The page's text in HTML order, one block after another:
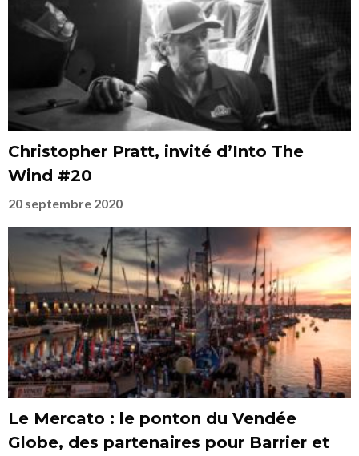
Christopher Pratt, invité d’Into The
Wind #20
20 septembre 2020
Le Mercato : le ponton du Vendée
Globe, des partenaires pour Barrier et